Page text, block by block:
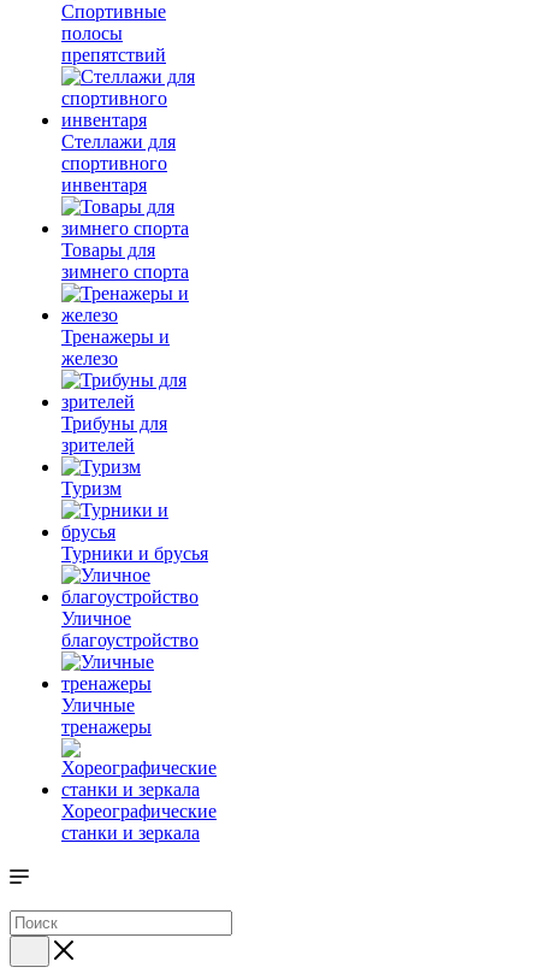
Спортивные
полосы
препятствий
Стеллажи для
спортивного
инвентаря
Товары для
зимнего спорта
Тренажеры и
железо
Трибуны для
зрителей
Туризм
Турники и брусья
Уличное
благоустройство
Уличные
тренажеры
Хореографические
станки и зеркала